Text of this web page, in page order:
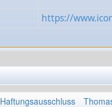
https://
Haftungsausschluss